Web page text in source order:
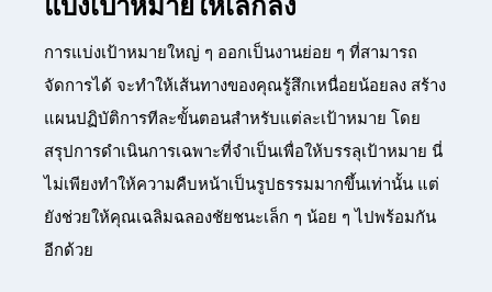
การแบ่งเป้าหมายใหญ่ ๆ ออกเป็นงานย่อย ๆ ที่สามารถ
จัดการได้ จะทำให้เส้นทางของคุณรู้สึกเหนื่อยน้อยลง สร้าง
แผนปฏิบัติการทีละขั้นตอนสำหรับแต่ละเป้าหมาย โดย
สรุปการดำเนินการเฉพาะที่จำเป็นเพื่อให้บรรลุเป้าหมาย นี่
ไม่เพียงทำให้ความคืบหน้าเป็นรูปธรรมมากขึ้นเท่านั้น แต่
ยังช่วยให้คุณเฉลิมฉลองชัยชนะเล็ก ๆ น้อย ๆ ไปพร้อมกัน
อีกด้วย